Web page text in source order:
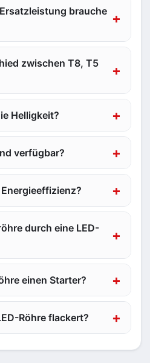
brauche
zwischen T8, T5
Helligkeit?
verfügbar?
durch eine LED-
einen Starter?
Röhre flackert?